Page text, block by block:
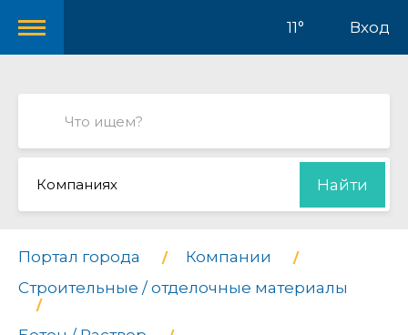
11° Вход
Компаниях Найти
Портал города
Компании
Строительные / отделочные материалы